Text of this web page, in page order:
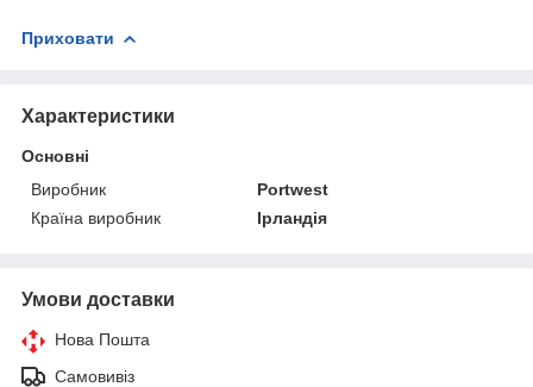
Приховати
Характеристики
Основні
Виробник
Portwest
Країна виробник
Ірландія
Умови доставки
Нова Пошта
Самовивіз